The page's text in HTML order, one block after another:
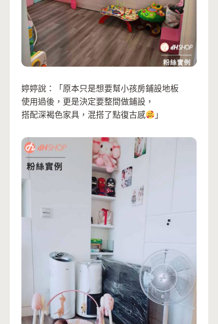
婷婷說：「原本只是想要幫小孩房鋪設地板
使用過後，更是決定要整間做鋪設，
搭配深褐色家具，混搭了點復古感
」